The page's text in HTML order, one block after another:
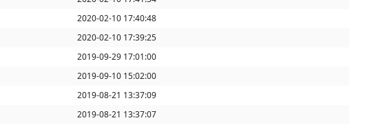
2020-02-10 17:40:48
2020-02-10 17:39:25
2019-09-29 17:01:00
2019-09-10 15:02:00
2019-08-21 13:37:09
2019-08-21 13:37:07